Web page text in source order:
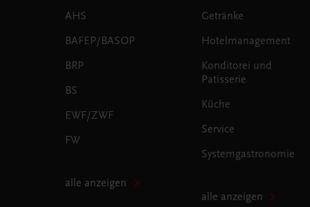
AHS
BAFEP/BASOP
BRP
BS
EWF/ZWF
FW
alle anzeigen
Getränke
Hotelmanagement
Konditorei und
Patisserie
Küche
Service
Systemgastronomie
alle anzeigen